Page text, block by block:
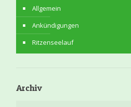
Allgemein
Ankündigungen
Ritzenseelauf
Archiv